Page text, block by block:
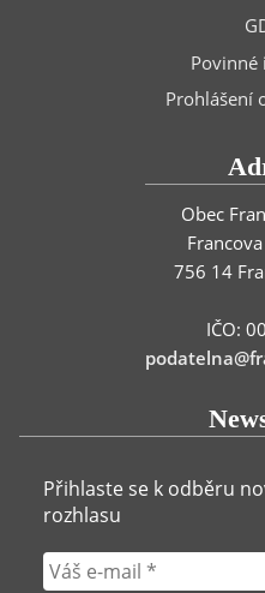
Povinné
Prohlášení
Obec
756 14
IČO:
Přihlaste se k odběru
rozhlasu